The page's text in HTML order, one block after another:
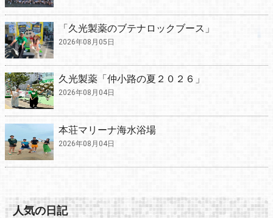
「久光製薬のブテナロックブース」
2026年08月05日
久光製薬「仲小路の夏２０２６」
2026年08月04日
本荘マリーナ海水浴場
2026年08月04日
人気の日記